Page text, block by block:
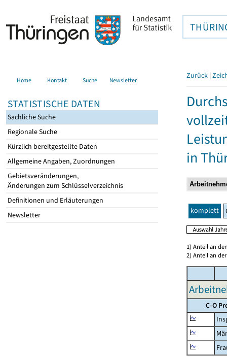
Home Kontakt Suche Newsletter
STATISTISCHE DATEN
Sachliche Suche
Regionale Suche
Kürzlich bereitgestellte Daten
Allgemeine Angaben, Zuordnungen
Gebietsveränderungen,
Änderungen zum Schlüsselverzeichnis
Definitionen und Erläuterungen
Newsletter
Zurück |
in
komplett
1) Anteil an
2) Anteil an
C-O